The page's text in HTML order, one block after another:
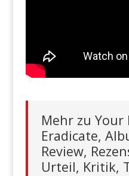
Mehr zu Your
Eradicate,
Review,
Urteil, Kritik,